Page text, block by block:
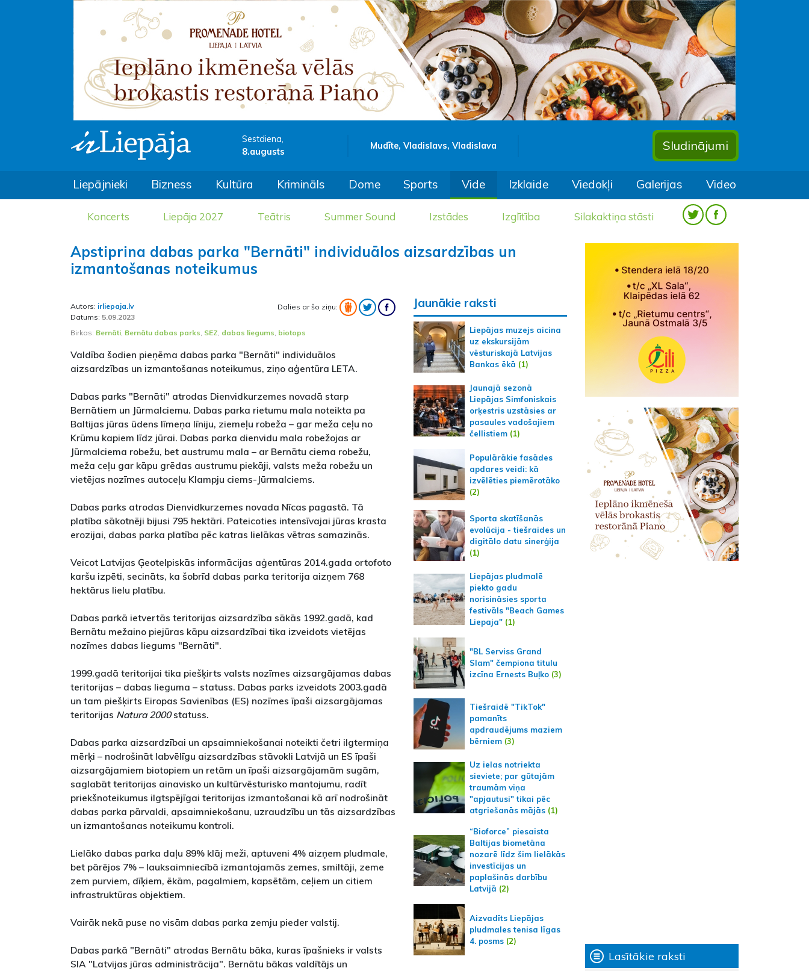
Sestdiena,
8.augusts
Mudīte, Vladislavs, Vladislava Sludinājumi
Liepājnieki Bizness Kultūra Krimināls Dome Sports Vide Izklaide Viedokļi Galerijas Video
Koncerts Liepāja 2027 Teātris Summer Sound Izstādes Izglītība Silakaktiņa stāsti
Apstiprina dabas parka "Bernāti" individuālos aizsardzības un
izmantošanas noteikumus
Autors: irliepaja.lv
Datums: 5.09.2023
Dalies ar šo ziņu:
Birkas: Bernāti, Bernātu dabas parks, SEZ, dabas liegums, biotops
Valdība šodien pieņēma dabas parka "Bernāti" individuālos
aizsardzības un izmantošanas noteikumus, ziņo aģentūra LETA.
Dabas parks "Bernāti" atrodas Dienvidkurzemes novadā starp
Bernātiem un Jūrmalciemu. Dabas parka rietumu mala noteikta pa
Baltijas jūras ūdens līmeņa līniju, ziemeļu robeža – gar meža ceļu no
Krūmu kapiem līdz jūrai. Dabas parka dienvidu mala robežojas ar
Jūrmalciema robežu, bet austrumu mala – ar Bernātu ciema robežu,
meža ceļu gar kāpu grēdas austrumu piekāji, valsts meža robežu un
vietējas nozīmes autoceļu Klampju ciems-Jūrmalciems.
Dabas parks atrodas Dienvidkurzemes novada Nīcas pagastā. Tā
platība sākotnēji bijusi 795 hektāri. Pateicoties intensīvajai jūras krasta
erozijai, dabas parka platība pēc katras lielākas vētras samazinās.
Veicot Latvijas Ģeotelpiskās informācijas aģentūras 2014.gada ortofoto
karšu izpēti, secināts, ka šobrīd dabas parka teritorija aizņem 768
hektārus lielu platību.
Dabas parkā ietvertās teritorijas aizsardzība sākās 1992.gadā, kad
Bernātu mežaino piejūras kāpu aizsardzībai tika izveidots vietējas
nozīmes dabas liegums "Bernāti".
1999.gadā teritorijai tika piešķirts valsts nozīmes aizsargājamas dabas
teritorijas – dabas lieguma – statuss. Dabas parks izveidots 2003.gadā
un tam piešķirts Eiropas Savienības (ES) nozīmes īpaši aizsargājamas
teritorijas Natura 2000statuss.
Dabas parka aizsardzībai un apsaimniekošanai noteikti četri ilgtermiņa
mērķi – nodrošināt labvēlīgu aizsardzības stāvokli Latvijā un ES īpaši
aizsargājamiem biotopiem un retām un īpaši aizsargājamām sugām,
saglabāt teritorijas ainavisko un kultūrvēsturisko mantojumu, radīt
priekšnoteikumus ilgtspējīgai teritorijas izmantošanai kā arī nodrošināt
dabas parka pārvaldi, apsaimniekošanu, uzraudzību un tās aizsardzības
un izmantošanas noteikumu kontroli.
Lielāko dabas parka daļu 89% klāj meži, aptuveni 4% aizņem pludmale,
bet pārējos 7% – lauksaimniecībā izmantojamās zemes, smiltāji, zeme
zem purviem, dīķiem, ēkām, pagalmiem, kapsētām, ceļiem un citiem
infrastruktūras objektiem.
Vairāk nekā puse no visām dabas parka zemju pieder valstij.
Dabas parkā "Bernāti" atrodas Bernātu bāka, kuras īpašnieks ir valsts
SIA "Latvijas jūras administrācija". Bernātu bākas valdītājs un
Jaunākie raksti
Liepājas muzejs aicina
uz ekskursijām
vēsturiskajā Latvijas
Bankas ēkā (1)
Jaunajā sezonā
Liepājas Simfoniskais
orķestris uzstāsies ar
pasaules vadošajiem
čellistiem(1)
Populārākie fasādes
apdares veidi: kā
izvēlēties piemērotāko
(2)
Sporta skatīšanās
evolūcija - tiešraides un
digitālo datu sinerģija
(1)
Liepājas pludmalē
piekto gadu
norisināsies sporta
festivāls "Beach Games
Liepaja"(1)
"BL Serviss Grand
Slam" čempiona titulu
izcīna Ernests Buļko(3)
Tiešraidē "TikTok"
pamanīts
apdraudējums maziem
bērniem(3)
Uz ielas notriekta
sieviete; par gūtajām
traumām viņa
"apjautusi" tikai pēc
atgriešanās mājās(1)
“Bioforce” piesaista
Baltijas biometāna
nozarē līdz šim lielākās
investīcijas un
paplašinās darbību
Latvijā (2)
Aizvadīts Liepājas
pludmales tenisa līgas
4. posms(2)
Lasītākie raksti